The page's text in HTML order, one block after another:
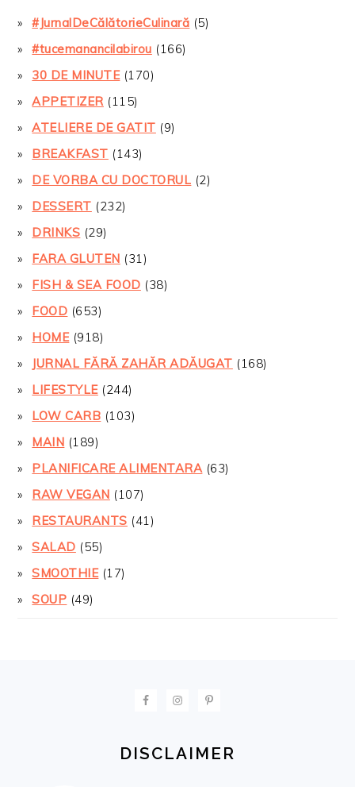
#JurnalDeCălătorieCulinară (5)
#tucemanancilabirou (166)
30 DE MINUTE(170)
APPETIZER (115)
ATELIERE DE GATIT (9)
BREAKFAST (143)
DE VORBA CU DOCTORUL (2)
DESSERT (232)
DRINKS (29)
FARA GLUTEN (31)
FISH & SEA FOOD (38)
FOOD (653)
HOME(918)
JURNAL FĂRĂ ZAHĂR ADĂUGAT (168)
LIFESTYLE(244)
LOW CARB (103)
MAIN (189)
PLANIFICARE ALIMENTARA (63)
RAW VEGAN (107)
RESTAURANTS (41)
SALAD (55)
SMOOTHIE(17)
SOUP (49)
DISCLAIMER